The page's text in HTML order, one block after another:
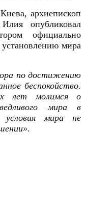
архиепископ
опубликовал
официально
мира
по достижению
беспокойство.
лет молимся о
мира в
условия мира не